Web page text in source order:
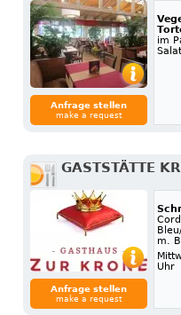
Anfrage stellen
make a request
im
Salat
GASTSTÄTTE
Anfrage stellen
make a request
m.
Uhr